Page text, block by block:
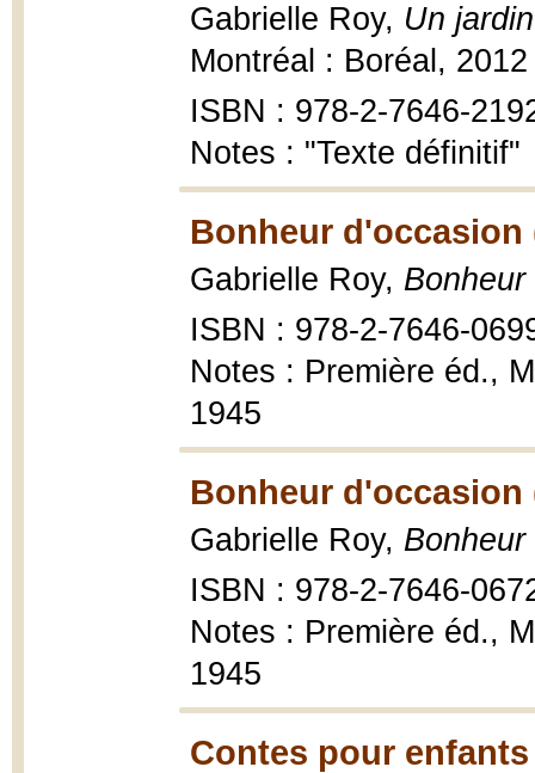
Gabrielle Roy, Un
Montréal : Boréal, 2012
ISBN : 978-2-7646-
Notes : "Texte définitif"
Bonheur d'occasion
Gabrielle Roy,
ISBN : 978-2-7646-
Notes : Première éd.,
1945
Bonheur d'occasion
Gabrielle Roy,
ISBN : 978-2-7646-
Notes : Première éd.,
1945
Contes pour enfants